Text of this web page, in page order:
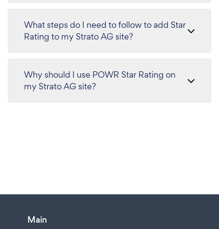
What steps do I need to follow to add Star
Rating to my Strato AG site?
Why should I use POWR Star Rating on
my Strato AG site?
Main